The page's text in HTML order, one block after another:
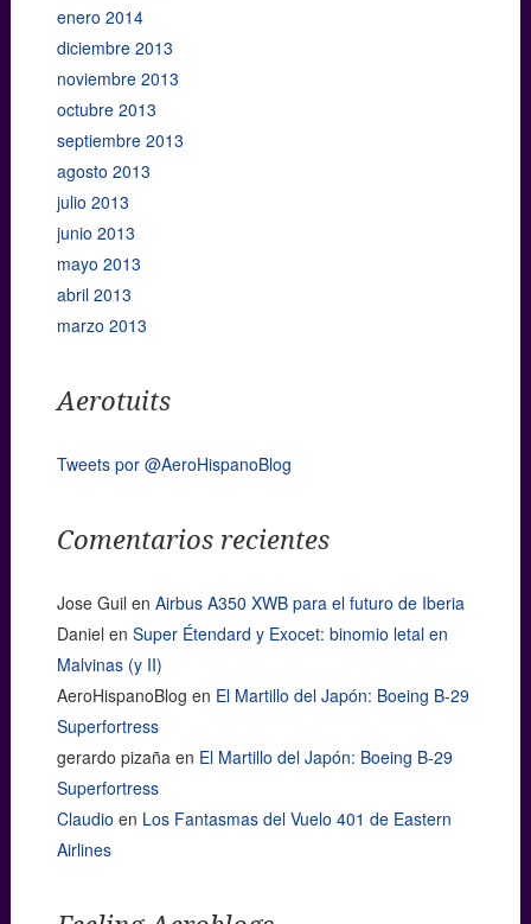
enero 2014
diciembre 2013
noviembre 2013
octubre 2013
septiembre 2013
agosto 2013
julio 2013
junio 2013
mayo 2013
abril 2013
marzo 2013
Aerotuits
Tweets por @AeroHispanoBlog
Comentarios recientes
Jose Guil en Airbus A350 XWB para el futuro de Iberia
Daniel en Super Étendard y Exocet: binomio letal en
Malvinas (y II)
AeroHispanoBlog en El Martillo del Japón: Boeing B-29
Superfortress
gerardo pizañaen El Martillo del Japón: Boeing B-29
Superfortress
Claudio en Los Fantasmas del Vuelo 401 de Eastern
Airlines